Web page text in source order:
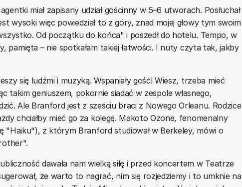
miał zapisany udział gościnny w 5–6 utworach. Posłuchał
wysoki więc powiedział to z góry, znad mojej głowy tym swoim
Od początku do końca" i poszedł do hotelu. Tempo, w
pamięta – nie spotkałam takiej łatwości. I nuty czyta tak, jakby
się ludźmi i muzyką. Wspaniały gość! Wiesz, trzeba mieć
takim geniuszem, pokornie siadać w zespole własnego,
Ale Branford jest z sześciu braci z Nowego Orleanu. Rodzice
chciałby mieć go za kolegę. Makoto Ozone, fenomenalny
"Haiku"), z którym Branford studiował w Berkeley, mówi o
dawała nam wielką siłę i przed koncertem w Teatrze
że warto to nagrać, nim się rozjedziemy i to umknie na